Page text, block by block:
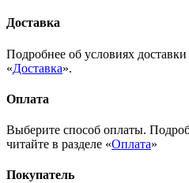
Доставка
Подробнее об условиях доставки
«Доставка».
Оплата
Выберите способ оплаты.
читайте в разделе «Оплата»
Покупатель